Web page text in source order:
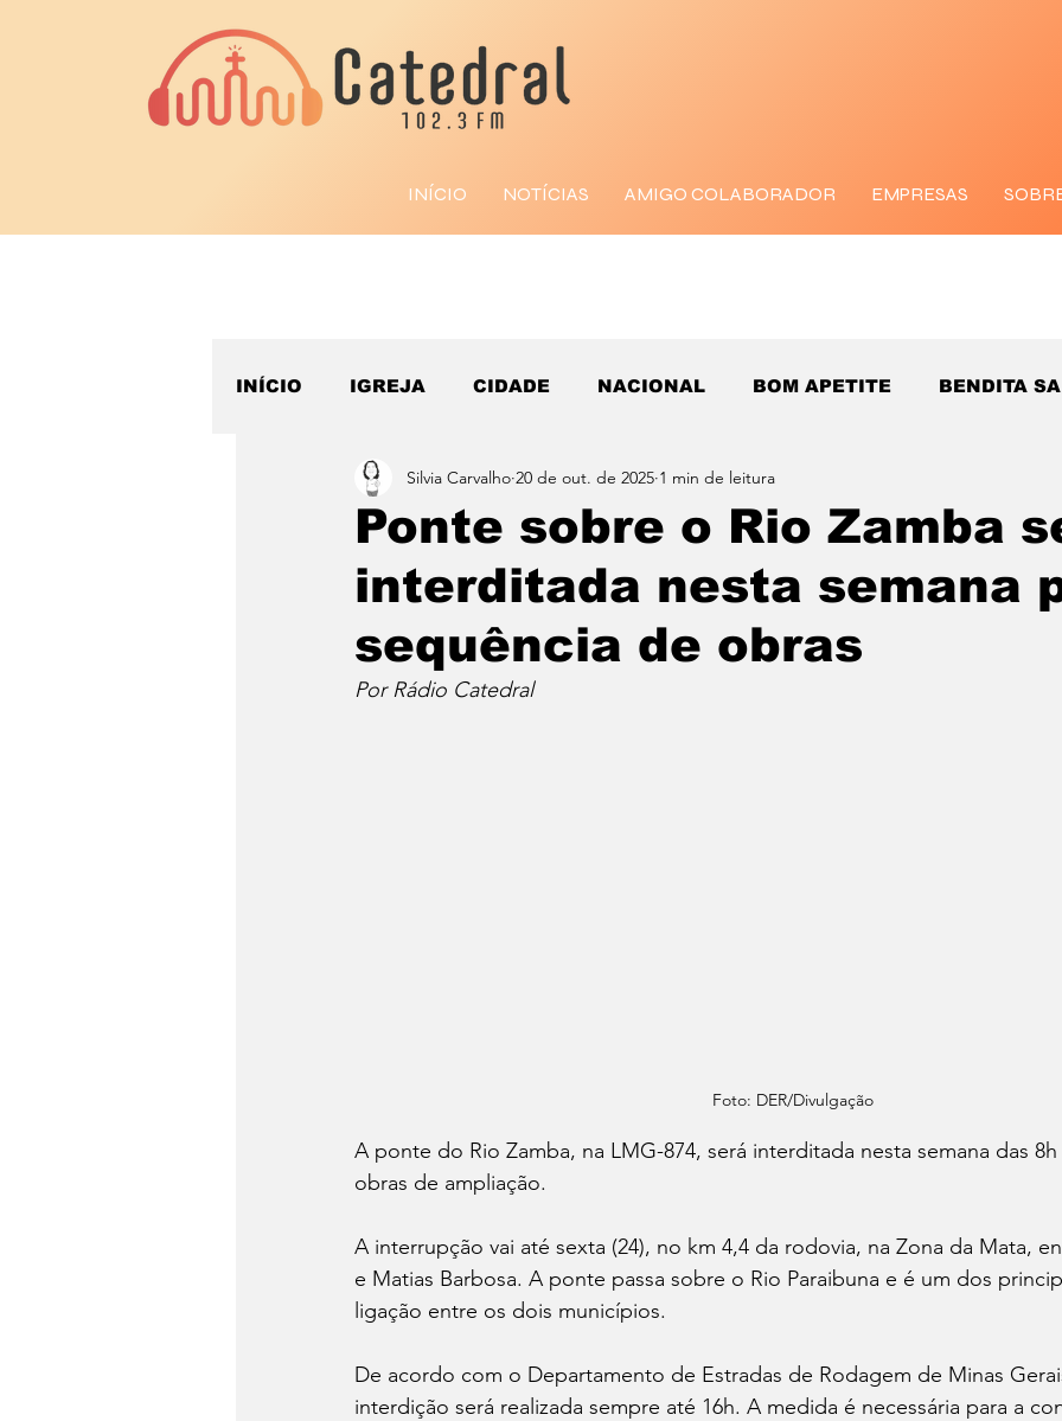
INÍCIO NOTÍCIAS AMIGO COLABORADOR EMPRESAS
INÍCIO IGREJA CIDADE NACIONAL BOM APETITE BENDITA
ESPORTE
Ponte sobre o Rio Zamba
interditada nesta semana
sequência de obras
Silvia Carvalho 20 de out. de 2025 1 min de leitura
Por Rádio Catedral
Foto: DER/Divulgação
A ponte do Rio Zamba, na LMG-874, será interditada nesta semana das
obras de ampliação.
A interrupção vai até sexta (24), no km 4,4 da rodovia, na Zona da Mata,
e Matias Barbosa. A ponte passa sobre o Rio Paraibuna e é um dos
ligação entre os dois municípios.
De acordo com o Departamento de Estradas de Rodagem de Minas
interdição será realizada sempre até 16h. A medida é necessária para a